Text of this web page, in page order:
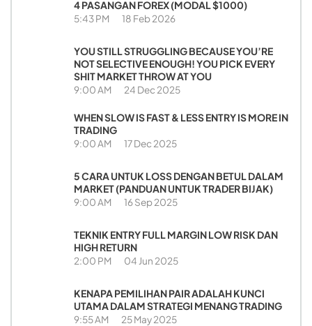
4 PASANGAN FOREX (MODAL $1000)
5:43 PM 18 Feb 2026
YOU STILL STRUGGLING BECAUSE YOU’RE
NOT SELECTIVE ENOUGH! YOU PICK EVERY
SHIT MARKET THROW AT YOU
9:00 AM 24 Dec 2025
WHEN SLOW IS FAST & LESS ENTRY IS MORE IN
TRADING
9:00 AM 17 Dec 2025
5 CARA UNTUK LOSS DENGAN BETUL DALAM
MARKET (PANDUAN UNTUK TRADER BIJAK)
9:00 AM 16 Sep 2025
TEKNIK ENTRY FULL MARGIN LOW RISK DAN
HIGH RETURN
2:00 PM 04 Jun 2025
KENAPA PEMILIHAN PAIR ADALAH KUNCI
UTAMA DALAM STRATEGI MENANG TRADING
9:55 AM 25 May 2025